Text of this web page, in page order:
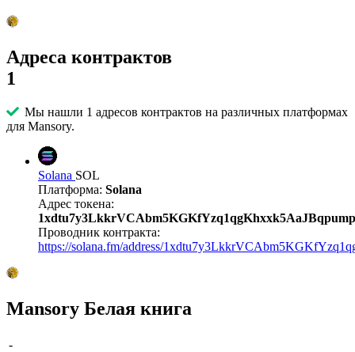
Адреса контрактов
1
Мы нашли 1 адресов контрактов на различных платформах
для Mansory.
Solana SOL
Платформа: Solana
Адрес токена:
1xdtu7y3LkkrVCAbm5KGKfYzq1qgKhxxk5AaJBqpump
Проводник контракта:
https://solana.fm/address/
Mansory Белая книга
-